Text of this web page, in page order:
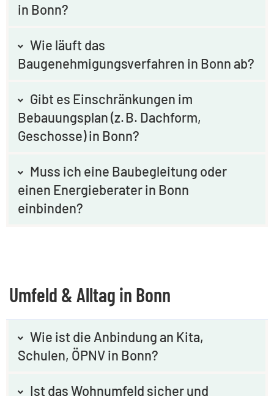
in Bonn?
Wie läuft das
Baugenehmigungsverfahren in Bonn ab?
Gibt es Einschränkungen im
Bebauungsplan (z. B. Dachform,
Geschosse) in Bonn?
Muss ich eine Baubegleitung oder
einen Energieberater in Bonn
einbinden?
Umfeld & Alltag in Bonn
Wie ist die Anbindung an Kita,
Schulen, ÖPNV in Bonn?
Ist das Wohnumfeld sicher und